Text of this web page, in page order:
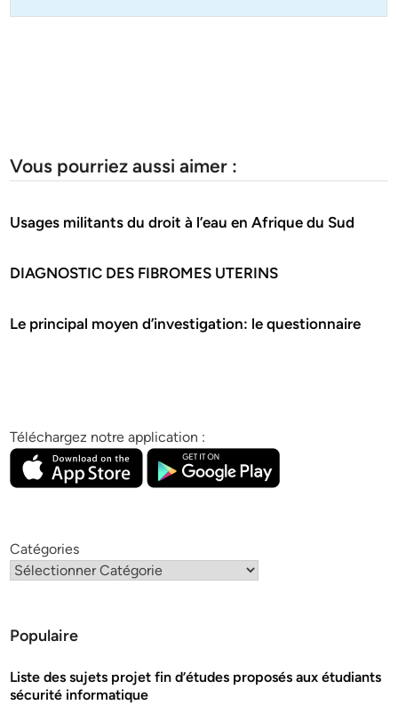
Vous pourriez aussi aimer :
Usages militants du droit à l’eau en Afrique du Sud
DIAGNOSTIC DES FIBROMES UTERINS
Le principal moyen d’investigation: le questionnaire
Téléchargez notre application :
Catégories
Populaire
Liste des sujets projet fin d’études proposés aux étudiants
sécurité informatique